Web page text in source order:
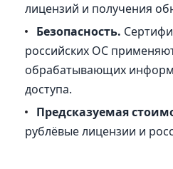
лицензий и получения
Безопасность.
российских ОС
обрабатывающих
доступа.
Предсказуемая
рублёвые лицензии и